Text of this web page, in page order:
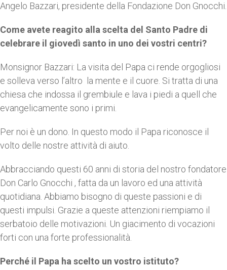
Angelo Bazzari, presidente della Fondazione Don Gnocchi.
Come avete reagito alla scelta del Santo Padre di
celebrare il giovedì santo in uno dei vostri centri?
Monsignor Bazzari: La visita del Papa ci rende orgogliosi
e solleva verso l’altro la mente e il cuore. Si tratta di una
chiesa che indossa il grembiule e lava i piedi a quell che
evangelicamente sono i primi.
Per noi è un dono. In questo modo il Papa riconosce il
volto delle nostre attività di aiuto.
Abbracciando questi 60 anni di storia del nostro fondatore
Don Carlo Gnocchi , fatta da un lavoro ed una attività
quotidiana. Abbiamo bisogno di queste passioni e di
questi impulsi. Grazie a queste attenzioni riempiamo il
serbatoio delle motivazioni. Un giacimento di vocazioni
forti con una forte professionalità.
Perché il Papa ha scelto un vostro istituto?